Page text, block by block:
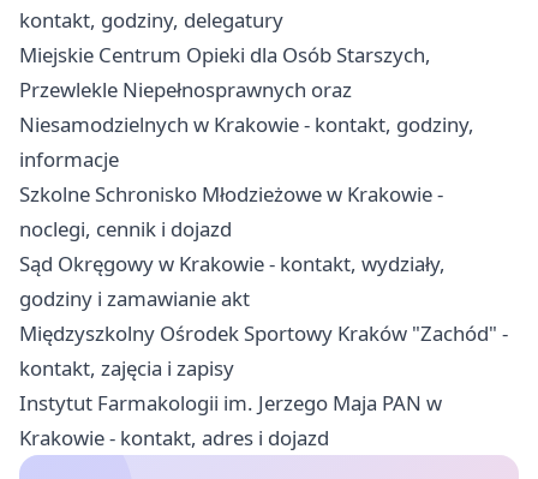
kontakt, godziny, delegatury
Miejskie Centrum Opieki dla Osób Starszych,
Przewlekle Niepełnosprawnych oraz
Niesamodzielnych w Krakowie - kontakt, godziny,
informacje
Szkolne Schronisko Młodzieżowe w Krakowie -
noclegi, cennik i dojazd
Sąd Okręgowy w Krakowie - kontakt, wydziały,
godziny i zamawianie akt
Międzyszkolny Ośrodek Sportowy Kraków "Zachód" -
kontakt, zajęcia i zapisy
Instytut Farmakologii im. Jerzego Maja PAN w
Krakowie - kontakt, adres i dojazd